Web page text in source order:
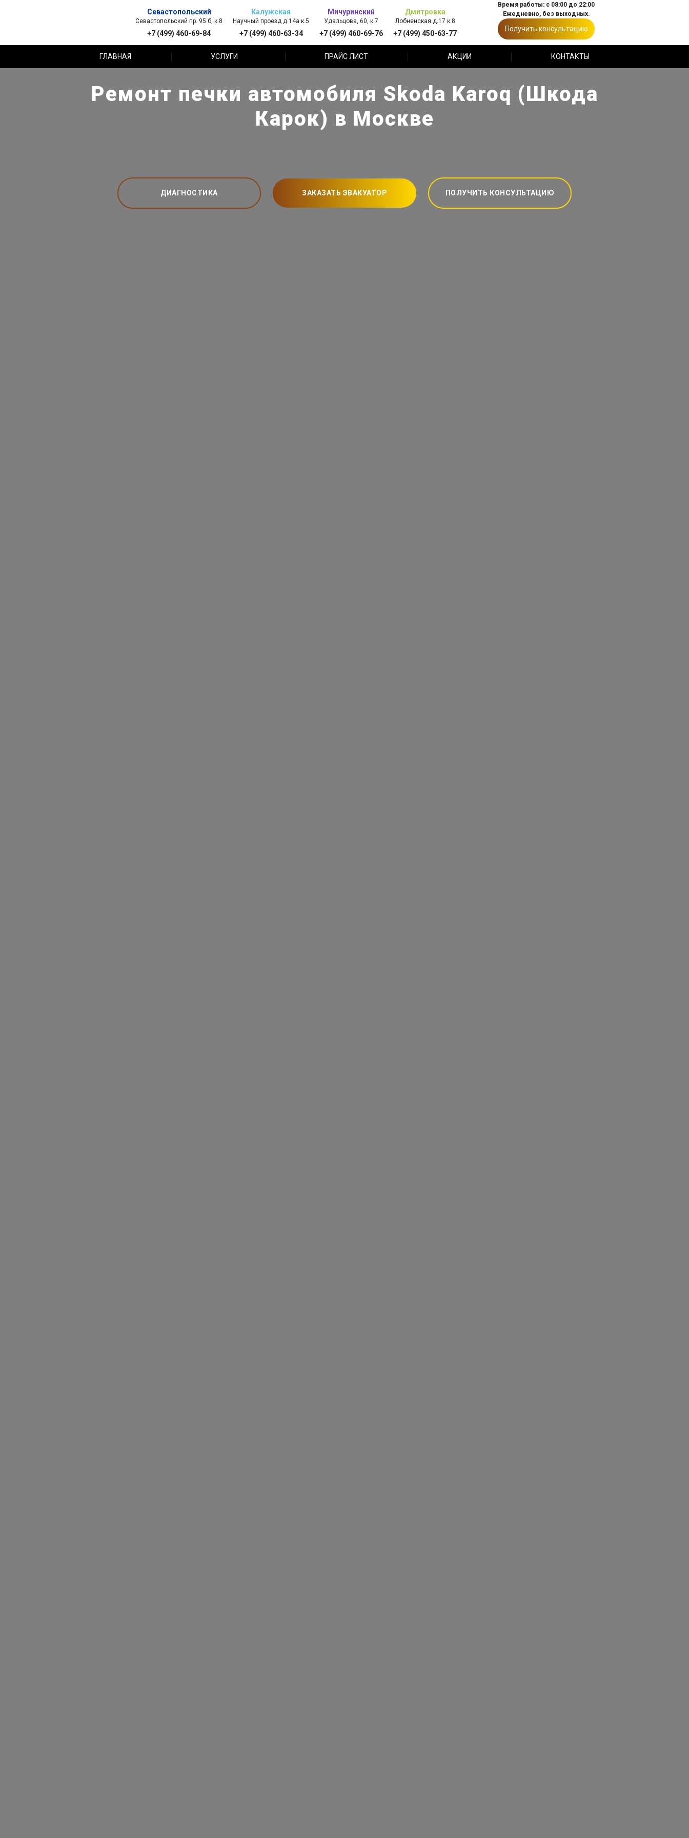
Севастопольский
Севастопольский пр. 95 б, к.8
+7 (499) 460-69-84
Калужская
Научный проезд д.14а к.5
+7 (499) 460-63-34
Мичуринский
Удальцова, 60, к.7
+7 (499) 460-69-76
Дмитровка
Лобненская д.17 к.8
+7 (499) 450-63-77
Время работы: с 08:00 до 22:00
Ежедневно, без выходных.
Получить консультацию
ГЛАВНАЯ УСЛУГИ ПРАЙС ЛИСТ АКЦИИ КОНТАКТЫ
Ремонт печки автомобиля Skoda Karoq (Шкода
Карок) в Москве
ДИАГНОСТИКА ЗАКАЗАТЬ ЭВАКУАТОР ПОЛУЧИТЬ КОНСУЛЬТАЦИЮ